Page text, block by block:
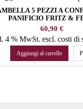
5 PEZZI A
PANIFICIO FRITZ &
Prezzo
60,90 €
4 % MwSt. escl. costi di
Aggiungi al carrello